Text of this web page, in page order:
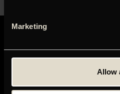
Marketing
Allow
GRAND TEATRET